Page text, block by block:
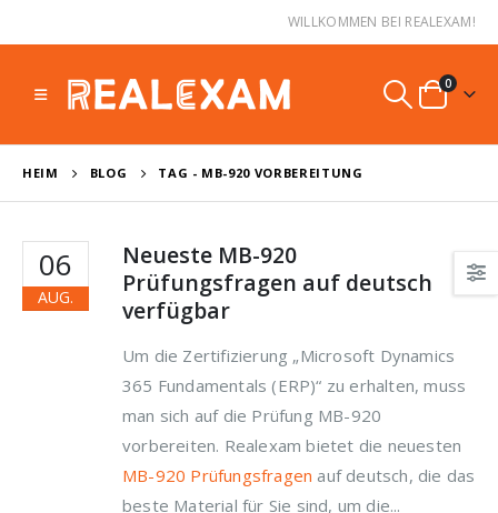
WILLKOMMEN BEI REALEXAM!
0
HEIM BLOG TAG - MB-920 VORBEREITUNG
06
AUG.
Neueste MB-920
Prüfungsfragen auf deutsch
verfügbar
Um die Zertifizierung „Microsoft Dynamics
365 Fundamentals (ERP)“ zu erhalten, muss
man sich auf die Prüfung MB-920
vorbereiten. Realexam bietet die neuesten
MB-920 Prüfungsfragen auf deutsch, die das
beste Material für Sie sind, um die...